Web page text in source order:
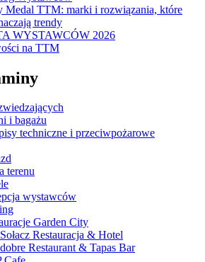
Medal TTM: marki i rozwiązania, które
trendy
WYSTAWCÓW 2026
na TTM
i bagażu
techniczne i przeciwpożarowe
terenu
wystawców
Garden City
Restauracja & Hotel
Restaurant & Tapas Bar